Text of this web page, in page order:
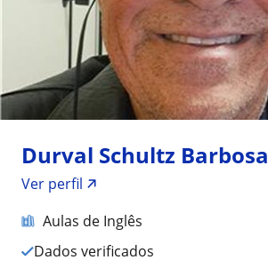
Durval Schultz Barbosa
Ver perfil
Aulas de Inglês
Dados verificados